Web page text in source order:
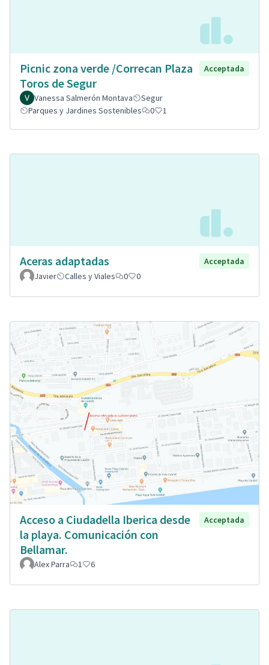
Picnic zona verde /Correcan Plaza
Toros de Segur
Acceptada
Vanessa Salmerón Montava
Segur
Parques y Jardines Sostenibles
0 1
Aceras adaptadas
Acceptada
Javier
Calles y Viales 0 0
Acceso a Ciudadella Iberica desde
la playa. Comunicación con
Bellamar.
Acceptada
Alex Parra 1 6